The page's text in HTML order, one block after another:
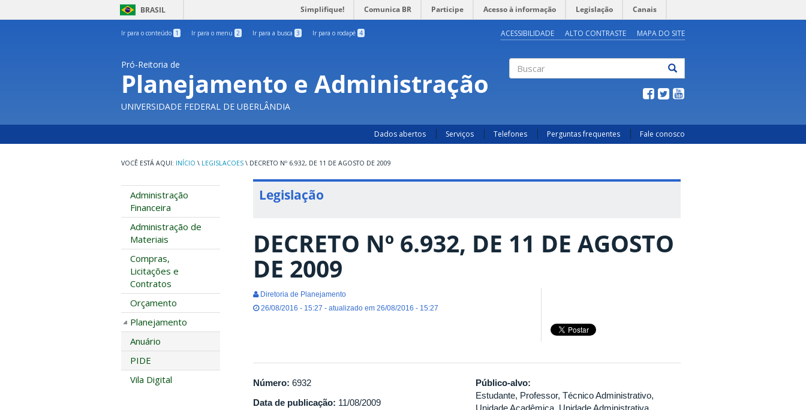
BRASIL Simplifique! Comunica BR Participe Acesso à informação Legislação Canais
Ir para o conteúdo 1 Ir para o menu 2 Ir para a busca 3 Ir para o rodapé 4 ACESSIBILIDADE ALTO CONTRASTE MAPA DO SITE
Pró-Reitoria de
Planejamento e Administração
UNIVERSIDADE FEDERAL DE UBERLÂNDIA
Dados abertos Serviços Telefones Perguntas frequentes Fale conosco
INÍCIO \ LEGISLACOES \ DECRETO Nº 6.932, DE 11 DE AGOSTO DE 2009
Administração
Financeira
Administração de
Materiais
Compras,
Licitações e
Contratos
Orçamento
Planejamento
Anuário
PIDE
Vila Digital
Legislação
DECRETO Nº 6.932, DE 11 DE AGOSTO
DE 2009
Diretoria de Planejamento
26/08/2016 - 15:27 - atualizado em 26/08/2016 - 15:27
Número: 6932
Data de publicação: 11/08/2009
Público-alvo:
Estudante, Professor, Técnico Administrativo,
Unidade Acadêmica, Unidade Administrativa,